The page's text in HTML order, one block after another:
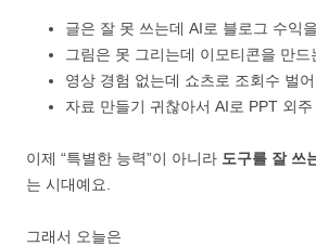
글은 잘 못 쓰는데 AI로 블로그 수익
그림은 못 그리는데 이모티콘을 만드
영상 경험 없는데 쇼츠로 조회수 벌
자료 만들기 귀찮아서 AI로 PPT 외
이제 “특별한 능력”이 아니라 도구를 잘 쓰
는 시대예요.
그래서 오늘은